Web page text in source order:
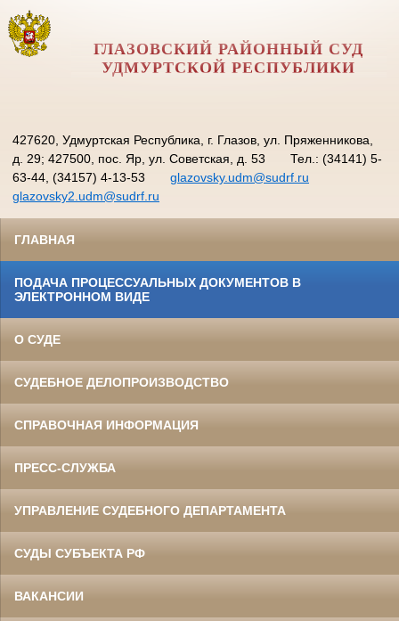
ГЛАЗОВСКИЙ РАЙОННЫЙ СУД
УДМУРТСКОЙ РЕСПУБЛИКИ
427620, Удмуртская Республика, г. Глазов, ул. Пряженникова,
д. 29; 427500, пос. Яр, ул. Советская, д. 53
Тел.: (34141) 5-
63-44, (34157) 4-13-53
glazovsky.udm@sudrf.ru
glazovsky2.udm@sudrf.ru
ГЛАВНАЯ
ПОДАЧА ПРОЦЕССУАЛЬНЫХ ДОКУМЕНТОВ В
ЭЛЕКТРОННОМ ВИДЕ
О СУДЕ
СУДЕБНОЕ ДЕЛОПРОИЗВОДСТВО
СПРАВОЧНАЯ ИНФОРМАЦИЯ
ПРЕСС-СЛУЖБА
УПРАВЛЕНИЕ СУДЕБНОГО ДЕПАРТАМЕНТА
СУДЫ СУБЪЕКТА РФ
ВАКАНСИИ